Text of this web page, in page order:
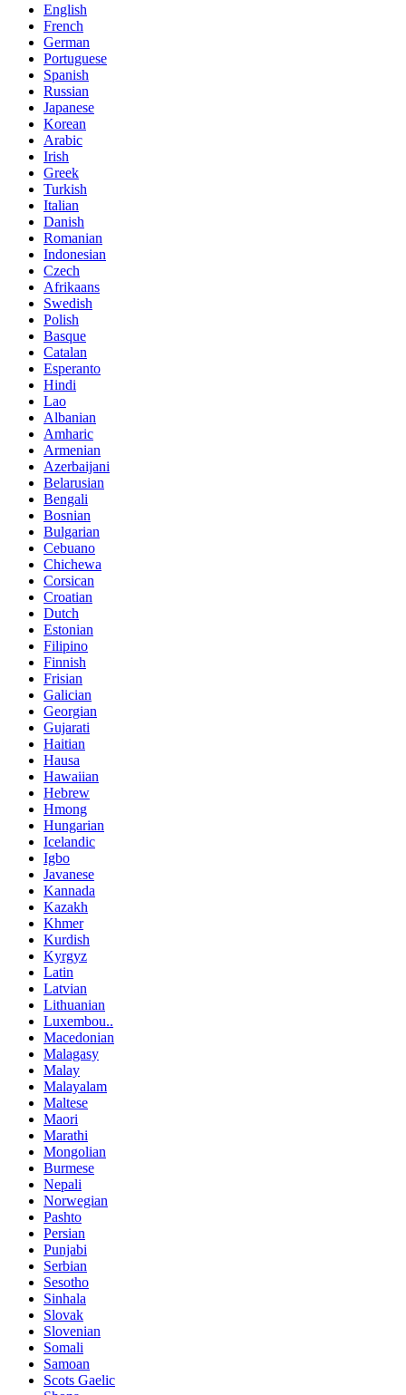
English
French
German
Portuguese
Spanish
Russian
Japanese
Korean
Arabic
Irish
Greek
Turkish
Italian
Danish
Romanian
Indonesian
Czech
Afrikaans
Swedish
Polish
Basque
Catalan
Esperanto
Hindi
Lao
Albanian
Amharic
Armenian
Azerbaijani
Belarusian
Bengali
Bosnian
Bulgarian
Cebuano
Chichewa
Corsican
Croatian
Dutch
Estonian
Filipino
Finnish
Frisian
Galician
Georgian
Gujarati
Haitian
Hausa
Hawaiian
Hebrew
Hmong
Hungarian
Icelandic
Igbo
Javanese
Kannada
Kazakh
Khmer
Kurdish
Kyrgyz
Latin
Latvian
Lithuanian
Luxembou..
Macedonian
Malagasy
Malay
Malayalam
Maltese
Maori
Marathi
Mongolian
Burmese
Nepali
Norwegian
Pashto
Persian
Punjabi
Serbian
Sesotho
Sinhala
Slovak
Slovenian
Somali
Samoan
Scots Gaelic